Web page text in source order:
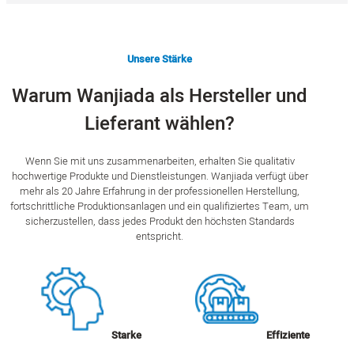
Unsere Stärke
Warum Wanjiada als Hersteller und
Lieferant wählen?
Wenn Sie mit uns zusammenarbeiten, erhalten Sie qualitativ
hochwertige Produkte und Dienstleistungen. Wanjiada verfügt über
mehr als 20 Jahre Erfahrung in der professionellen Herstellung,
fortschrittliche Produktionsanlagen und ein qualifiziertes Team, um
sicherzustellen, dass jedes Produkt den höchsten Standards
entspricht.
Starke
Effiziente